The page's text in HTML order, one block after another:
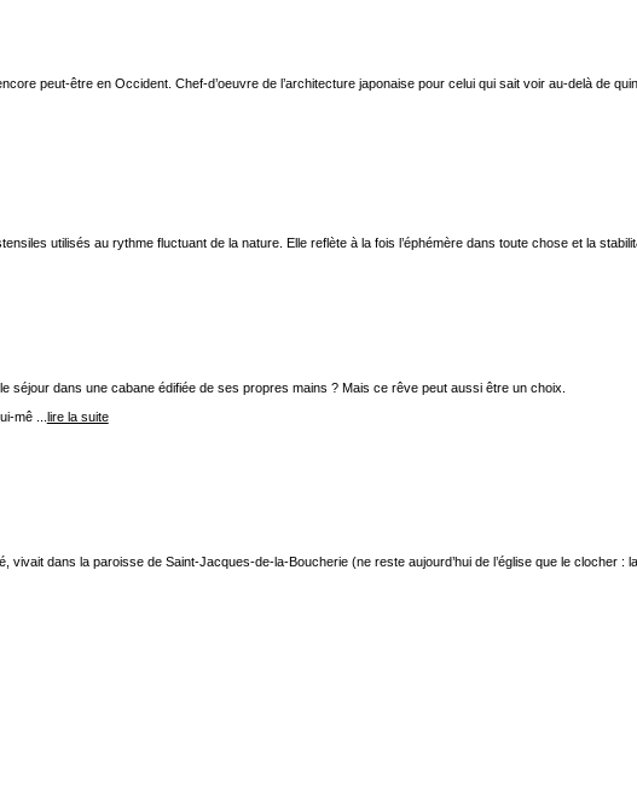
peut-être en Occident. Chef-d’oeuvre de l’architecture japonaise pour celui qui sait voir au-delà de
utilisés au rythme fluctuant de la nature. Elle reflète à la fois l’éphémère dans toute chose et la
séjour dans une cabane édifiée de ses propres mains ? Mais ce rêve peut aussi être un choix.
mê ... lire la suite
dans la paroisse de Saint-Jacques-de-la-Boucherie (ne reste aujourd’hui de l’église que le clocher :